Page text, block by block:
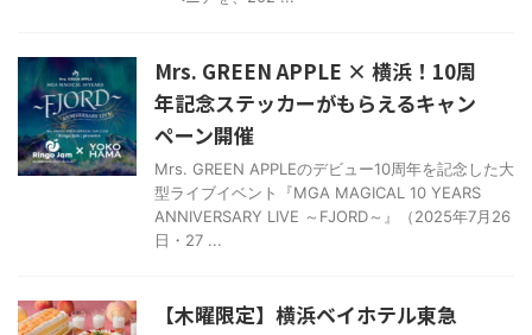
Mrs. GREEN APPLE × 横浜！10周
年記念ステッカーがもらえるキャン
ペーン開催
Mrs. GREEN APPLEのデビュー10周年を記念した大
型ライブイベント『MGA MAGICAL 10 YEARS
ANNIVERSARY LIVE ～FJORD～』（2025年7月26
日・27 ...
【木曜限定】横浜ベイホテル東急